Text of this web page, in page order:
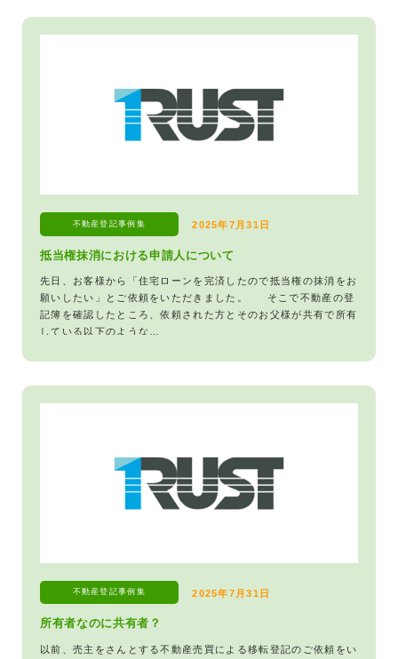
抵当権抹消における申請人について
不動産登記事例集 2025年7月31日
先日、お客様から「住宅ローンを完済したので抵当権の抹消をお
願いしたい」とご依頼をいただきました。 そこで不動産の登
記簿を確認したところ、依頼された方とそのお父様が共有で所有
している以下のような…
所有者なのに共有者？
不動産登記事例集 2025年7月31日
以前、売主をさんとする不動産売買による移転登記のご依頼をい